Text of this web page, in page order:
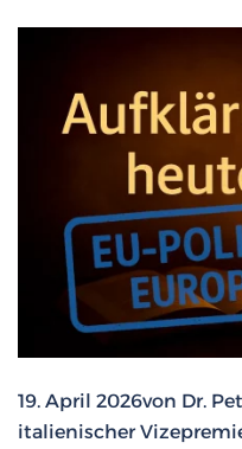
19. April 2026von Dr.
italienischer